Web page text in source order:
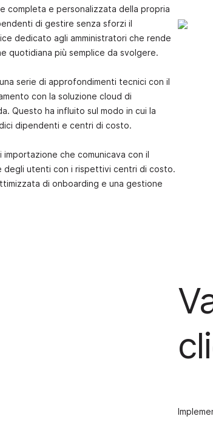
completa e personalizzata della propria
di gestire senza sforzi il
dedicato agli amministratori che rende
quotidiana più semplice da svolgere.
serie di approfondimenti tecnici con il
con la soluzione cloud di
Questo ha influito sul modo in cui la
dipendenti e centri di costo.
che comunicava con il
degli utenti con i rispettivi centri di costo.
di onboarding e una gestione